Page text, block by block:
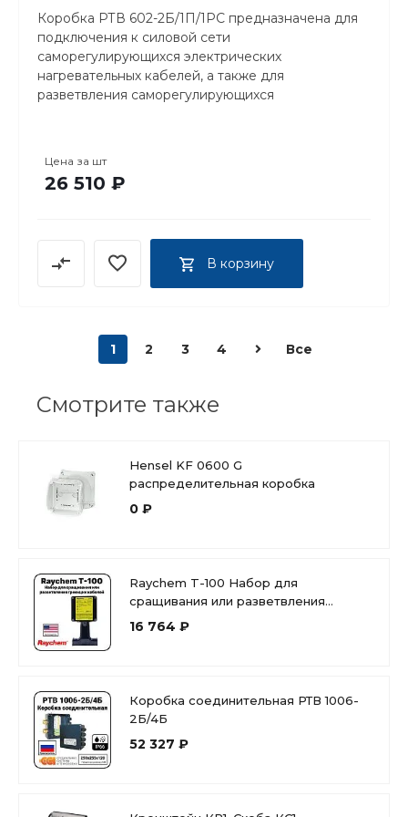
Коробка РТВ 602-2Б/1П/1РС предназначена для
подключения к силовой сети
саморегулирующихся электрических
нагревательных кабелей, а также для
разветвления саморегулирующихся
Цена за шт
26 510 ₽
В корзину
1 2 3 4 Все
Смотрите также
Hensel KF 0600 G
распределительная коробка
0 ₽
Raychem T-100 Набор для
сращивания или разветвления
греющих кабелей
16 764 ₽
Коробка соединительная РТВ 1006-
2Б/4Б
52 327 ₽